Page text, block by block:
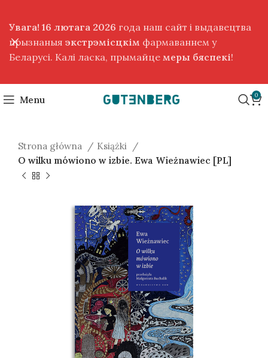
Menu 0
Strona główna
Książki
O wilku mówiono w izbie. Ewa Wieżnawiec [PL]
Увага! 16 лютага 2026 года наш сайт і выдавецтва
прызнаныя экстрэмісцкім фармаваннем у
Беларусі. Калі ласка, прымайце меры бяспекі!